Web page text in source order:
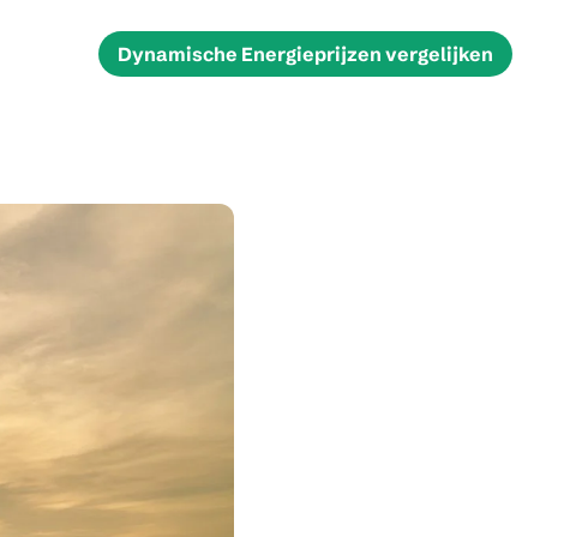
Dynamische Energieprijzen vergelijken